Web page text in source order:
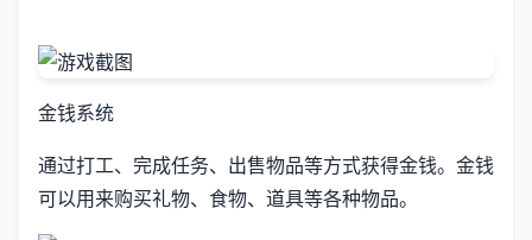
金钱系统
通过打工、完成任务、出售物品等方式获得金钱。金钱
可以用来购买礼物、食物、道具等各种物品。